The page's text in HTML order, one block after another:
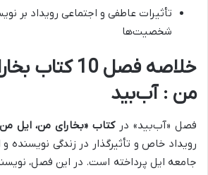
تأثیرات عاطفی و اجتماعی رویداد بر
شخصیت‌ها
خلاصه فصل 10
من : آب‌بید
فصل «آب‌بید» درکتاب «بخارای من، ایل
رویداد خاص و تأثیرگذار در زندگی نویسنده
جامعه ایل پرداخته است. در این فصل،